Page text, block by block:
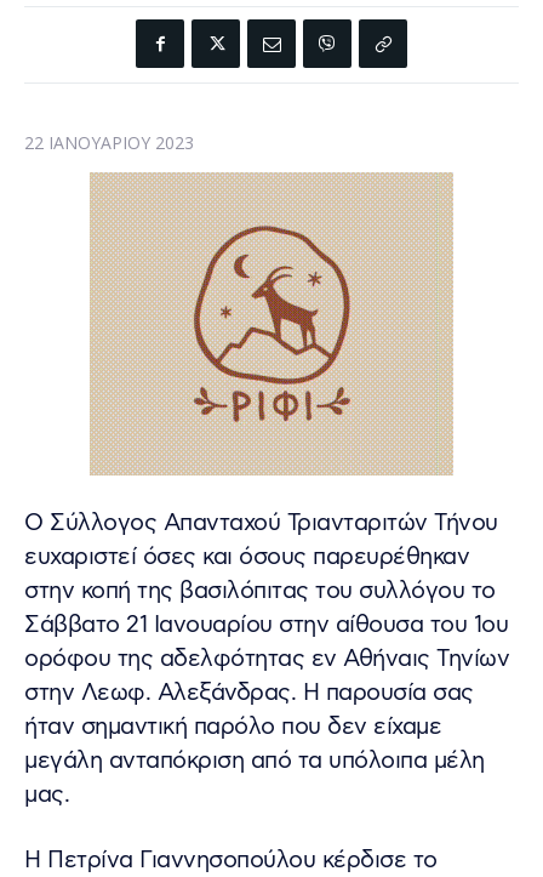
22 ΙΑΝΟΥΑΡΊΟΥ 2023
Ο Σύλλογος Απανταχού Τριανταριτών Τήνου
ευχαριστεί όσες και όσους παρευρέθηκαν
στην κοπή της βασιλόπιτας του συλλόγου το
Σάββατο 21 Ιανουαρίου στην αίθουσα του 1ου
ορόφου της αδελφότητας εν Αθήναις Τηνίων
στην Λεωφ. Αλεξάνδρας. Η παρουσία σας
ήταν σημαντική παρόλο που δεν είχαμε
μεγάλη ανταπόκριση από τα υπόλοιπα μέλη
μας.
Η Πετρίνα Γιαννησοπούλου κέρδισε το